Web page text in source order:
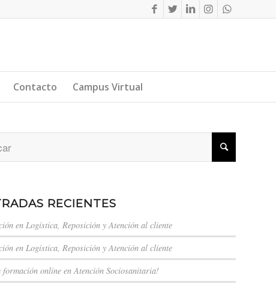
Contacto Campus Virtual
RECIENTES
en Logística, Reposición y Atención al cliente
en Logística, Reposición y Atención al cliente
formación online en Atención Sociosanitaria!